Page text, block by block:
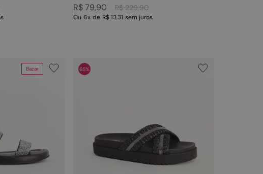
R$ 229,90
R$79,90
Ou 6x de R$ 13,31 sem juros
Bazar 65%